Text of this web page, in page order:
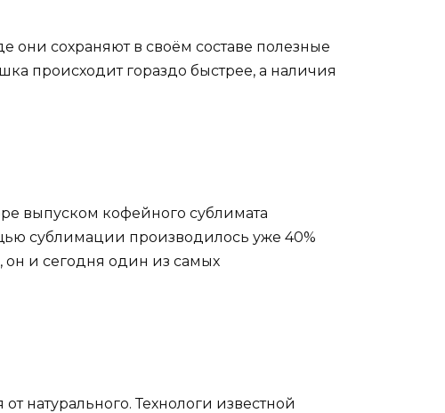
они сохраняют в своём составе полезные
происходит гораздо быстрее, а наличия
выпуском кофейного сублимата
сублимации производилось уже 40%
он и сегодня один из самых
натурального. Технологи известной